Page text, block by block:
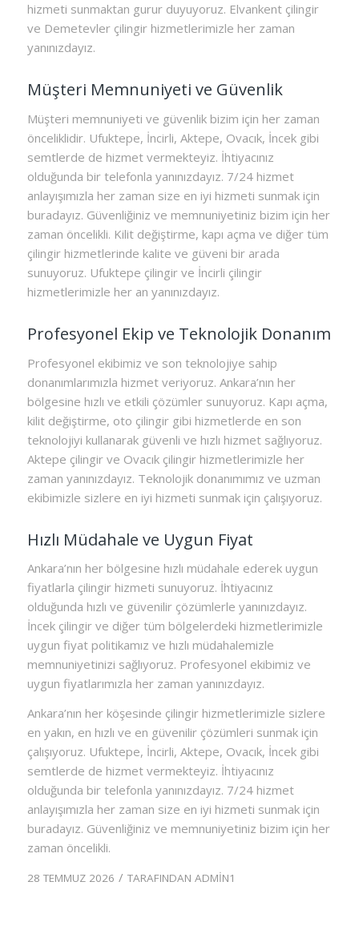
hizmeti sunmaktan gurur duyuyoruz. Elvankent çilingir
ve Demetevler çilingir hizmetlerimizle her zaman
yanınızdayız.
Müşteri Memnuniyeti ve Güvenlik
Müşteri memnuniyeti ve güvenlik bizim için her zaman
önceliklidir. Ufuktepe, İncirli, Aktepe, Ovacık, İncek gibi
semtlerde de hizmet vermekteyiz. İhtiyacınız
olduğunda bir telefonla yanınızdayız. 7/24 hizmet
anlayışımızla her zaman size en iyi hizmeti sunmak için
buradayız. Güvenliğiniz ve memnuniyetiniz bizim için her
zaman öncelikli. Kilit değiştirme, kapı açma ve diğer tüm
çilingir hizmetlerinde kalite ve güveni bir arada
sunuyoruz. Ufuktepe çilingir ve İncirli çilingir
hizmetlerimizle her an yanınızdayız.
Profesyonel Ekip ve Teknolojik Donanım
Profesyonel ekibimiz ve son teknolojiye sahip
donanımlarımızla hizmet veriyoruz. Ankara’nın her
bölgesine hızlı ve etkili çözümler sunuyoruz. Kapı açma,
kilit değiştirme, oto çilingir gibi hizmetlerde en son
teknolojiyi kullanarak güvenli ve hızlı hizmet sağlıyoruz.
Aktepe çilingir ve Ovacık çilingir hizmetlerimizle her
zaman yanınızdayız. Teknolojik donanımımız ve uzman
ekibimizle sizlere en iyi hizmeti sunmak için çalışıyoruz.
Hızlı Müdahale ve Uygun Fiyat
Ankara’nın her bölgesine hızlı müdahale ederek uygun
fiyatlarla çilingir hizmeti sunuyoruz. İhtiyacınız
olduğunda hızlı ve güvenilir çözümlerle yanınızdayız.
İncek çilingir ve diğer tüm bölgelerdeki hizmetlerimizle
uygun fiyat politikamız ve hızlı müdahalemizle
memnuniyetinizi sağlıyoruz. Profesyonel ekibimiz ve
uygun fiyatlarımızla her zaman yanınızdayız.
Ankara’nın her köşesinde çilingir hizmetlerimizle sizlere
en yakın, en hızlı ve en güvenilir çözümleri sunmak için
çalışıyoruz. Ufuktepe, İncirli, Aktepe, Ovacık, İncek gibi
semtlerde de hizmet vermekteyiz. İhtiyacınız
olduğunda bir telefonla yanınızdayız. 7/24 hizmet
anlayışımızla her zaman size en iyi hizmeti sunmak için
buradayız. Güvenliğiniz ve memnuniyetiniz bizim için her
zaman öncelikli.
28 TEMMUZ 2026 / TARAFINDAN ADMIN1